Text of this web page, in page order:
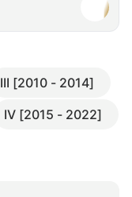
III [2010 - 2014]
IV [2015 - 2022]